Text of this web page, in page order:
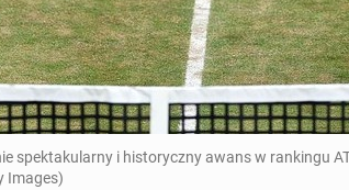
spektakularny i historyczny awans w rankingu
Images)